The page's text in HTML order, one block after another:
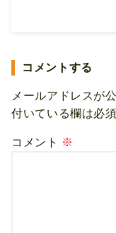
コメントする
メールアドレスが
付いている欄は必
コメント ※